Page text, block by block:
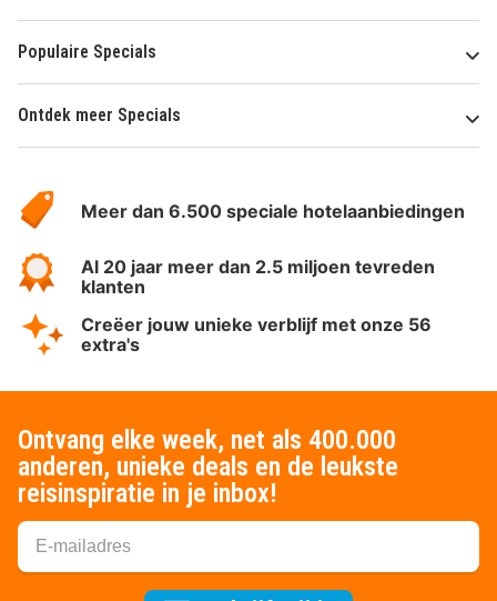
Populaire Specials
Ontdek meer Specials
HotelSpecials
Meer dan 6.500 speciale hotelaanbiedingen
Al 20 jaar meer dan 2.5 miljoen tevreden
klanten
Creëer jouw unieke verblijf met onze 56
extra's
Ontvang elke week, net als 400.000
anderen, unieke deals en de leukste
reisinspiratie in je inbox!